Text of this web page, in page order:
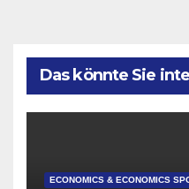
Das könnte Sie
ECONOMICS & ECONOMICS